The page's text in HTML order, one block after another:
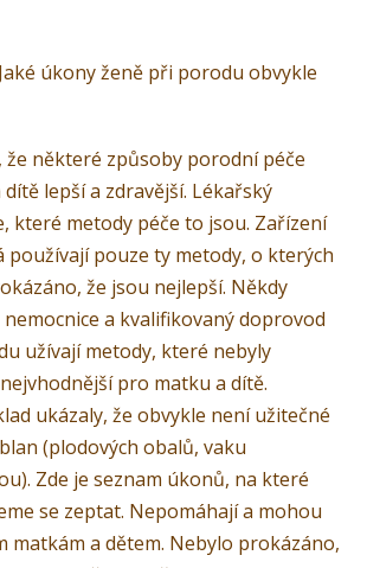
úkony ženě při porodu obvykle
některé způsoby porodní péče
lepší a zdravější. Lékařský
které metody péče to jsou. Zařízení
používají pouze ty metody, o kterých
že jsou nejlepší. Někdy
a kvalifikovaný doprovod
užívají metody, které nebyly
pro matku a dítě.
ukázaly, že obvykle není užitečné
(plodových obalů, vaku
Zde je seznam úkonů, na které
se zeptat. Nepomáhají a mohou
matkám a dětem. Nebylo prokázáno,